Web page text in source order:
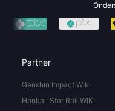
Partner
Genshin Impact Wiki
Honkai: Star Rail WIKI